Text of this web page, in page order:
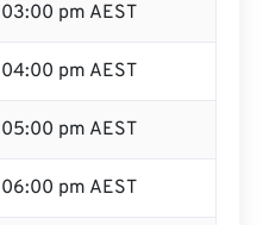
03:00 pm AEST
04:00 pm AEST
05:00 pm AEST
06:00 pm AEST